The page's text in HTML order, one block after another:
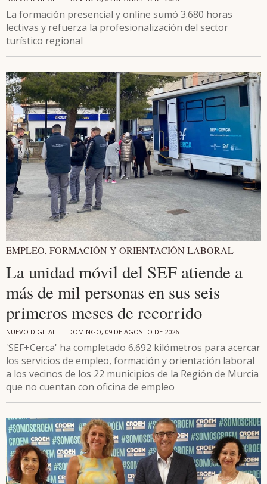
La formación presencial y online sumó 3.680 horas
lectivas y refuerza la profesionalización del sector
turístico regional
EMPLEO, FORMACIÓN Y ORIENTACIÓN LABORAL
La unidad móvil del SEF atiende a
más de mil personas en sus seis
primeros meses de recorrido
NUEVO DIGITAL | DOMINGO, 09 DE AGOSTO DE 2026
'SEF+Cerca' ha completado 6.692 kilómetros para acercar
los servicios de empleo, formación y orientación laboral
a los vecinos de los 22 municipios de la Región de Murcia
que no cuentan con oficina de empleo